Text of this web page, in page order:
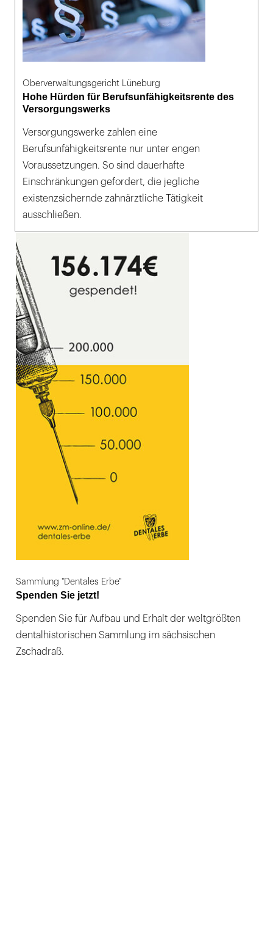
Oberverwaltungsgericht Lüneburg
Hohe Hürden für Berufsunfähigkeitsrente des
Versorgungswerks
Versorgungswerke zahlen eine
Berufsunfähigkeitsrente nur unter engen
Voraussetzungen. So sind dauerhafte
Einschränkungen gefordert, die jegliche
existenzsichernde zahnärztliche Tätigkeit
ausschließen.
Sammlung "Dentales Erbe"
Spenden Sie jetzt!
Spenden Sie für Aufbau und Erhalt der weltgrößten
dentalhistorischen Sammlung im sächsischen
Zschadraß.